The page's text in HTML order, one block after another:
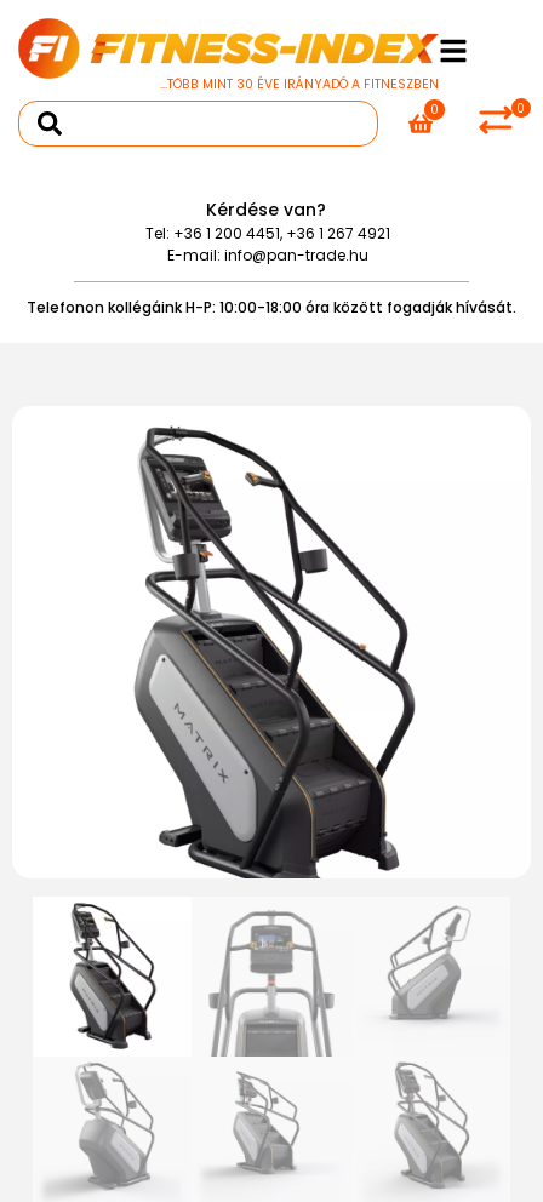
...TÖBB MINT 30 ÉVE IRÁNYADÓ A FITNESZBEN
0
0
Kérdése van?
Tel: +36 1 200 4451, +36 1 267 4921
E-mail: info@pan-trade.hu
Telefonon kollégáink H-P: 10:00-18:00 óra között fogadják hívását.